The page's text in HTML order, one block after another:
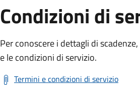
Condizioni di
Per conoscere i dettagli di
e le condizioni di servizio.
Termini e condizioni di servizio